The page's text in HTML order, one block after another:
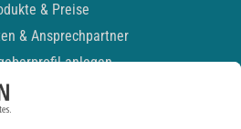
& Preise
& Ansprechpartner
anlegen
Podcast